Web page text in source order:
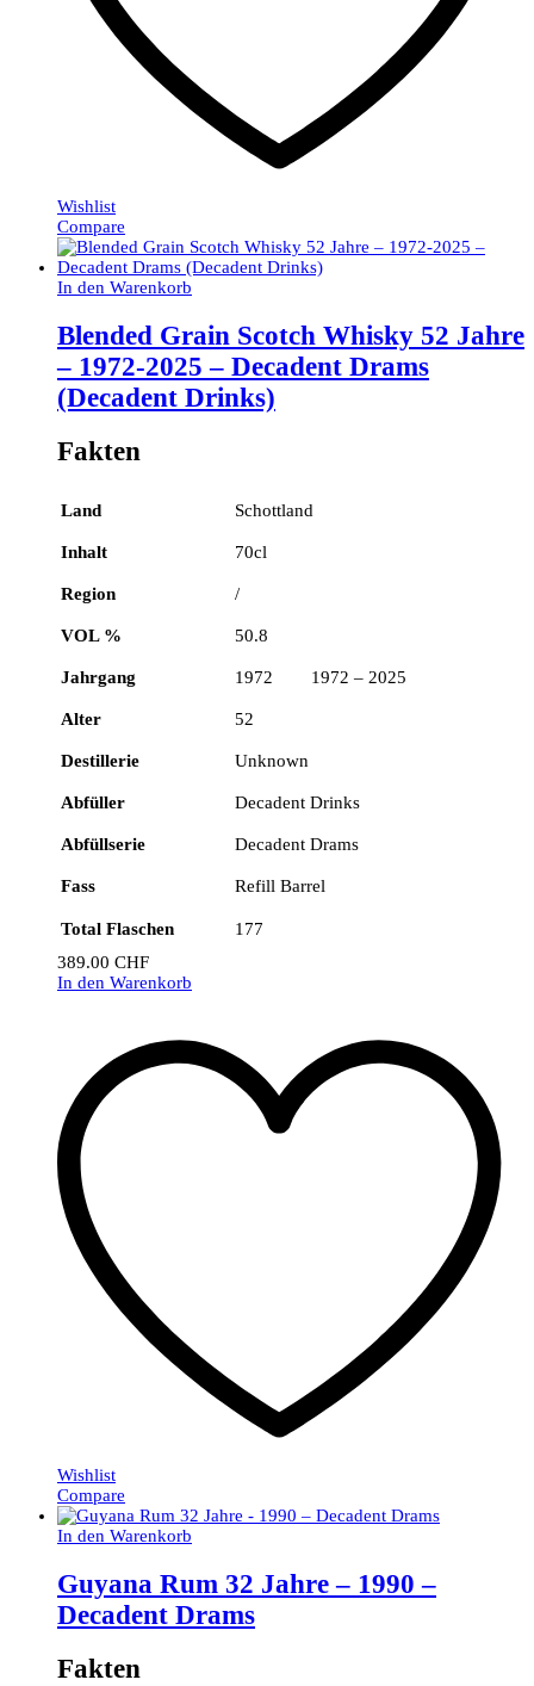
Wishlist
Compare
In den Warenkorb
Blended Grain Scotch Whisky 52 Jahre
– 1972-2025 – Decadent Drams
(Decadent Drinks)
Fakten
Land Schottland
Inhalt 70cl
Region /
VOL % 50.8
Jahrgang 1972 1972 – 2025
Alter 52
Destillerie Unknown
Abfüller Decadent Drinks
Abfüllserie Decadent Drams
Fass Refill Barrel
Total Flaschen
177
389.00 CHF
In den Warenkorb
Wishlist
Compare
In den Warenkorb
Guyana Rum 32 Jahre – 1990 –
Decadent Drams
Fakten